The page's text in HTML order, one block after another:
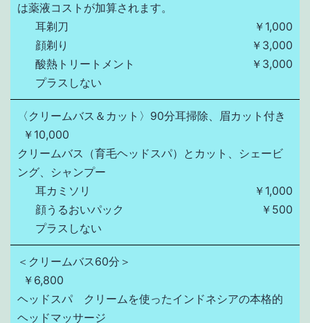
は薬液コストが加算されます。
耳剃刀
￥1,000
顔剃り
￥3,000
酸熱トリートメント
￥3,000
プラスしない
〈クリームバス＆カット〉90分耳掃除、眉カット付き
￥10,000
クリームバス（育毛ヘッドスパ）とカット、シェービ
ング、シャンプー
耳カミソリ
￥1,000
顔うるおいパック
￥500
プラスしない
＜クリームバス60分＞
￥6,800
ヘッドスパ　クリームを使ったインドネシアの本格的
ヘッドマッサージ